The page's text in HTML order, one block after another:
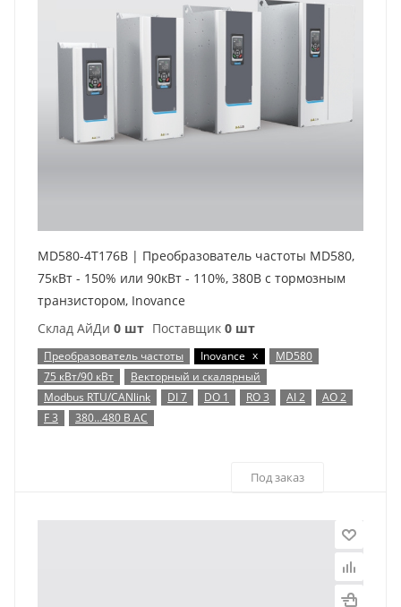
MD580-4T176B | Преобразователь частоты MD580,
75кВт - 150% или 90кВт - 110%, 380В с тормозным
транзистором, Inovance
Склад АйДи 0 шт Поставщик 0 шт
Преобразователь частоты Inovance x
MD580
75 кВт/90 кВт
Векторный и скалярный
Modbus RTU/CANlink
DI 7 DO 1 RO 3 AI 2
AO 2
F 3
380…480 В AC
Под заказ